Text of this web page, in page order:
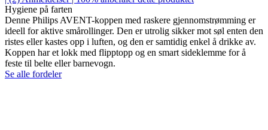
Hygiene på farten
Denne Philips AVENT-koppen med raskere gjennomstrømming er
ideell for aktive smårollinger. Den er utrolig sikker mot søl enten den
ristes eller kastes opp i luften, og den er samtidig enkel å drikke av.
Koppen har et lokk med flipptopp og en smart sideklemme for å
feste til belte eller barnevogn.
Se alle fordeler